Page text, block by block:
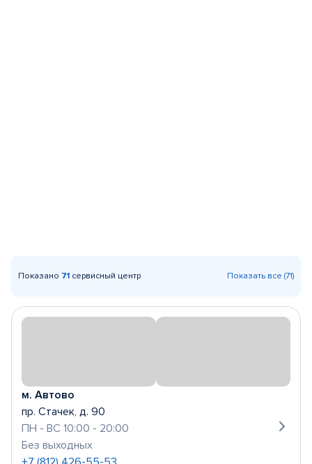
Показано 71 сервисный центр Показать все (71)
м. Автово
пр. Стачек, д. 90
ПН - ВС 10:00 - 20:00
Без выходных